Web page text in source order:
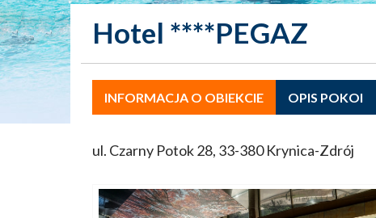
Hotel ****PEGAZ
INFORMACJA O OBIEKCIE OPIS POKOI
ul. Czarny Potok 28, 33-380 Krynica-Zdrój